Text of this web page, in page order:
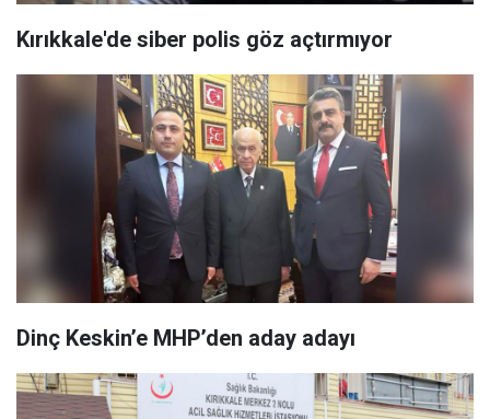
Kırıkkale'de siber polis göz açtırmıyor
Dinç Keskin’e MHP’den aday adayı